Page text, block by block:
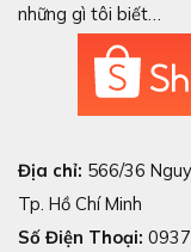
những gì tôi biết…
Địa chỉ: 566/36
Tp. Hồ Chí Minh
Số Điện Thoại: